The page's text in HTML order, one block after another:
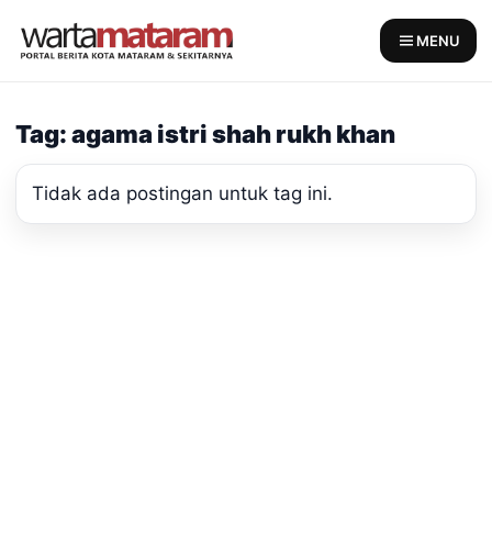
MENU
Tag: agama istri shah rukh khan
Tidak ada postingan untuk tag ini.